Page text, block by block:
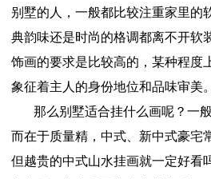
别墅的人，一般都比较注重家里的
典韵味还是时尚的格调都离不开软
饰画的要求是比较高的，某种程度
象征着主人的身份地位和品味审美。
那么别墅适合挂什么画呢？一般
而在于质量精，中式、新中式豪宅
但越贵的中式山水挂画就一定好看